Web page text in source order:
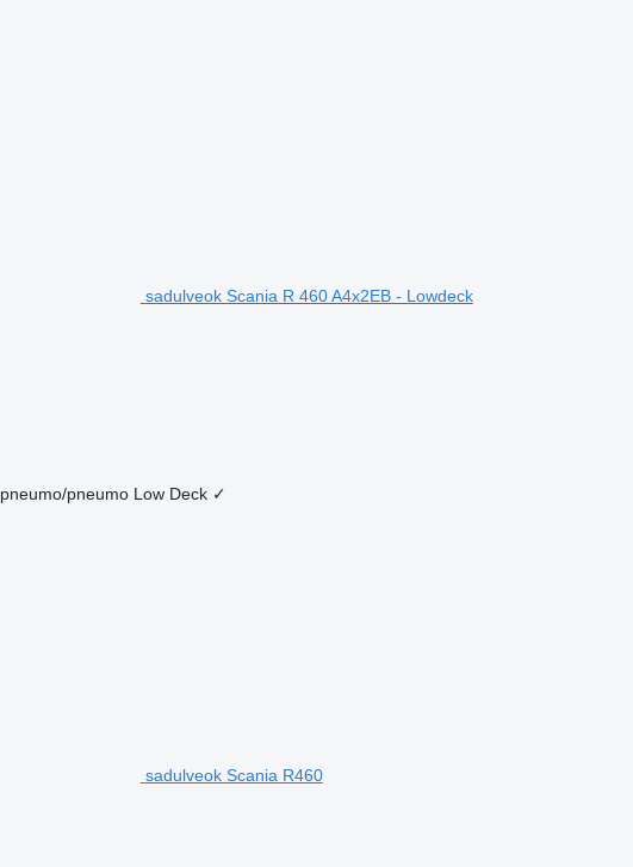
sadulveok Scania R 460 A4x2EB - Lowdeck
pneumo/pneumo Low Deck ✓
sadulveok Scania R460